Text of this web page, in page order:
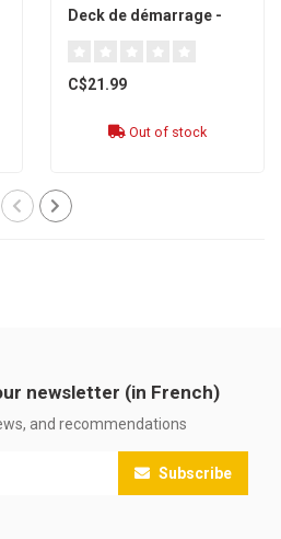
Deck de démarrage -
C$21.99
Out of stock
newsletter (in French)
and recommendations
Subscribe